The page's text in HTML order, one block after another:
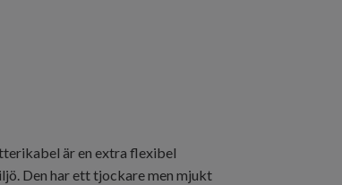
är en extra flexibel
Den har ett tjockare men mjukt